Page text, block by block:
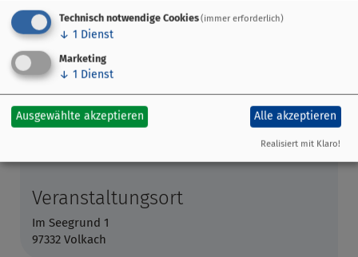
Veranstaltungsort
Im Seegrund 1
97332 Volkach
Technisch notwendige Cookies(immer erforderlich)
↓ 1 Dienst
Marketing
↓ 1 Dienst
Ausgewählte akzeptieren Alle akzeptieren
Realisiert mit Klaro!